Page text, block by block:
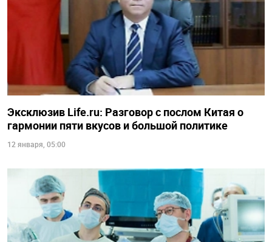
Эксклюзив Life.ru: Разговор с послом Китая о
гармонии пяти вкусов и большой политике
12 января, 05:00